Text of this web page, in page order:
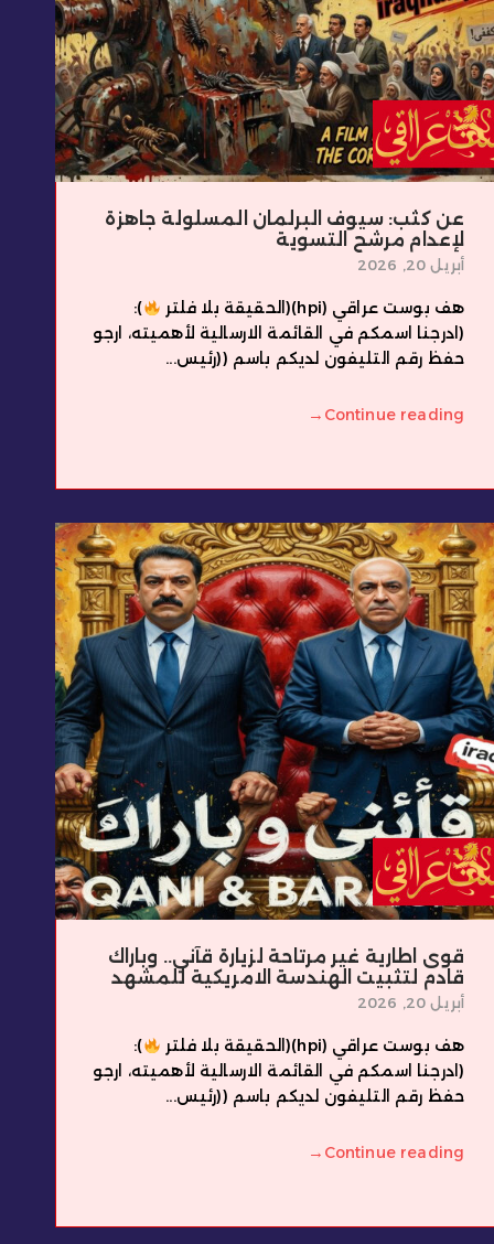
عن كثب: سيوف البرلمان المسلولة جاهزة
لإعدام مرشح التسوية
أبريل 20, 2026
هف بوست عراقي (hpi)(الحقيقة بلا فلتر
):
(ادرجنا اسمكم في القائمة الارسالية لأهميته، ارجو
حفظ رقم التليفون لديكم باسم ((رئيس...
Continue reading
→
قوى اطارية غير مرتاحة لزيارة قآني.. وباراك
قادم لتثبيت الهندسة الامريكية للمشهد
أبريل 20, 2026
هف بوست عراقي (hpi)(الحقيقة بلا فلتر
):
(ادرجنا اسمكم في القائمة الارسالية لأهميته، ارجو
حفظ رقم التليفون لديكم باسم ((رئيس...
Continue reading
→